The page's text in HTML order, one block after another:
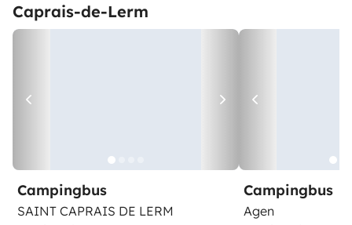
Caprais-de-Lerm
Campingbus
SAINT CAPRAIS DE LERM
Campingbus
Agen